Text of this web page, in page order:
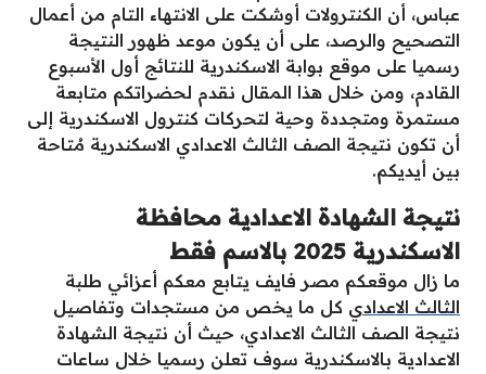
عباس، أن الكنترولات أوشكت على الانتهاء التام من أعمال
التصحيح والرصد، على أن يكون موعد ظهور النتيجة
رسميا على موقع بوابة الاسكندرية للنتائج أول الأسبوع
القادم، ومن خلال هذا المقال نقدم لحضراتكم متابعة
مستمرة ومتجددة وحية لتحركات كنترول الاسكندرية إلى
أن تكون نتيجة الصف الثالث الاعدادي الاسكندرية مُتاحة
بين أيديكم.
نتيجة الشهادة الاعدادية محافظة
الاسكندرية 2025 بالاسم فقط
ما زال موقعكم مصر فايف يتابع معكم أعزائي طلبة
الثالث الاعدادي كل ما يخص من مستجدات وتفاصيل
نتيجة الصف الثالث الاعدادي، حيث أن نتيجة الشهادة
الاعدادية بالاسكندرية سوف تعلن رسميا خلال ساعات